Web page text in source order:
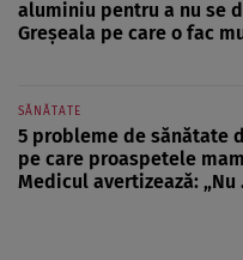
aluminiu pentru a nu se
Greșeala pe care o fac
SĂNĂTATE
5 probleme de sănătate
pe care proaspetele
Medicul avertizează: „Nu